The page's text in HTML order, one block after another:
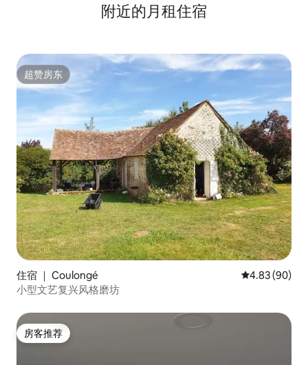
附近的月租住宿
超赞房东
超赞房东
住宿 ｜ Coulongé 平均评分 4.83
4.83 (90)
小型文艺复兴风格磨坊
房客推荐
房客推荐